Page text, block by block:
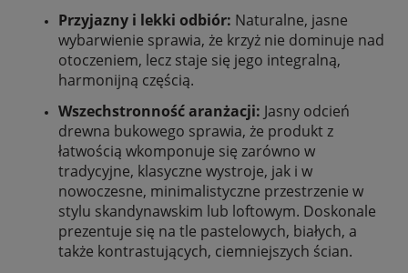
Przyjazny i lekki odbiór: Naturalne, jasne
wybarwienie sprawia, że krzyż nie dominuje nad
otoczeniem, lecz staje się jego integralną,
harmonijną częścią.
Wszechstronność aranżacji: Jasny odcień
drewna bukowego sprawia, że produkt z
łatwością wkomponuje się zarówno w
tradycyjne, klasyczne wystroje, jak i w
nowoczesne, minimalistyczne przestrzenie w
stylu skandynawskim lub loftowym. Doskonale
prezentuje się na tle pastelowych, białych, a
także kontrastujących, ciemniejszych ścian.